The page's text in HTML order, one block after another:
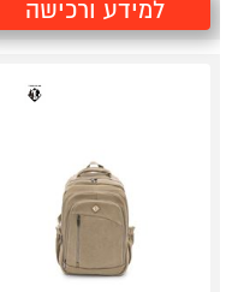
למידע ורכישה